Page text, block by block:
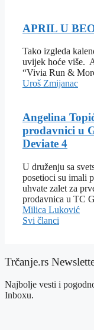
APRIL U
Tako izgleda
uvijek hoće više.
“Vivia Run &
Uroš Zmijanac
Angelina
prodavnici u
Deviate 4
U druženju sa
posetioci su imali
uhvate zalet za
prodavnica u TC
Milica Luković
Svi članci
Trčanje.rs
Najbolje vesti i
Inboxu.